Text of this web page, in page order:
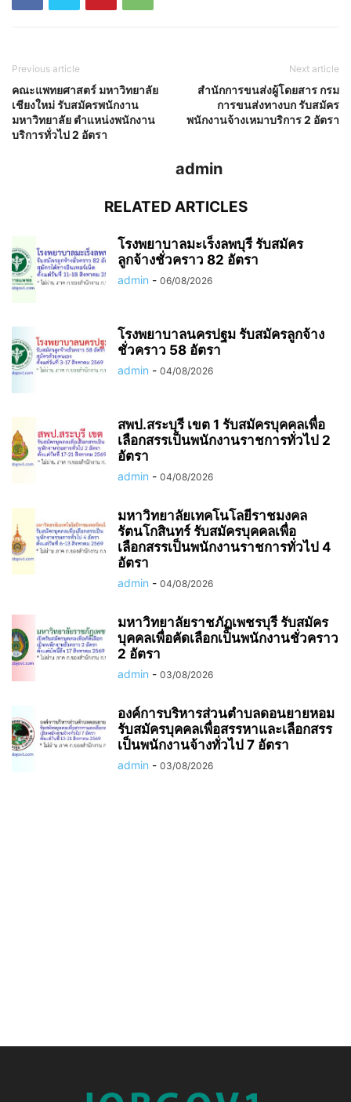
Previous article
คณะแพทยศาสตร์ มหาวิทยาลัย
เชียงใหม่ รับสมัครพนักงาน
มหาวิทยาลัย ตำแหน่งพนักงาน
บริการทั่วไป 2 อัตรา
Next article
สำนักการขนส่งผู้โดยสาร กรม
การขนส่งทางบก รับสมัคร
พนักงานจ้างเหมาบริการ 2 อัตรา
admin
RELATED ARTICLES
โรงพยาบาลมะเร็งลพบุรี รับสมัคร
ลูกจ้างชั่วคราว 82 อัตรา
admin - 06/08/2026
โรงพยาบาลนครปฐม รับสมัครลูกจ้าง
ชั่วคราว 58 อัตรา
admin - 04/08/2026
สพป.สระบุรี เขต 1 รับสมัครบุคคลเพื่อ
เลือกสรรเป็นพนักงานราชการทั่วไป 2
อัตรา
admin - 04/08/2026
มหาวิทยาลัยเทคโนโลยีราชมงคล
รัตนโกสินทร์ รับสมัครบุคคลเพื่อ
เลือกสรรเป็นพนักงานราชการทั่วไป 4
อัตรา
admin - 04/08/2026
มหาวิทยาลัยราชภัฏเพชรบุรี รับสมัคร
บุคคลเพื่อคัดเลือกเป็นพนักงานชั่วคราว
2 อัตรา
admin - 03/08/2026
องค์การบริหารส่วนตำบลดอนยายหอม
รับสมัครบุคคลเพื่อสรรหาและเลือกสรร
เป็นพนักงานจ้างทั่วไป 7 อัตรา
admin - 03/08/2026